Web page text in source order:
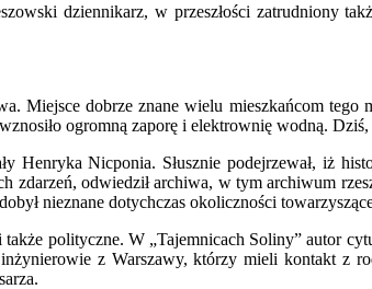
dziennikarz, w przeszłości zatrudniony
Miejsce dobrze znane wielu mieszkańcom
ogromną zaporę i elektrownię wodną.
Henryka Nicponia. Słusznie podejrzewał, iż
odwiedził archiwa, w tym archiwum
nieznane dotychczas okoliczności
także polityczne. W „Tajemnicach Soliny” autor
z Warszawy, którzy mieli kontakt z